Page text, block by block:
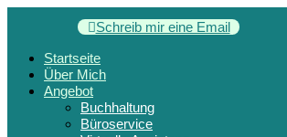
Schreib mir eine Email
Startseite
Über Mich
Angebot
Buchhaltung
Büroservice